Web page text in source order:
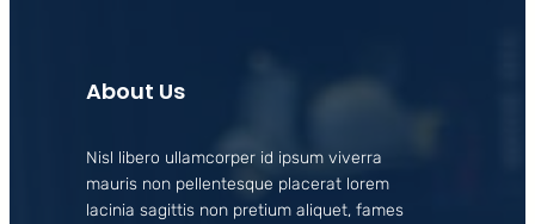
About Us
Nisl libero ullamcorper id ipsum viverra
mauris non pellentesque placerat lorem
lacinia sagittis non pretium aliquet, fames